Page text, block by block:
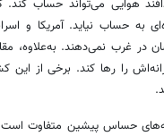
هوایی‌ می‌تواند حساب کند.
به حساب نیاید. آمریکا و
غرب نمی‌دهند. به‌علاوه،
را رها کند. برخی از این
حساس پیشین متفاوت است.